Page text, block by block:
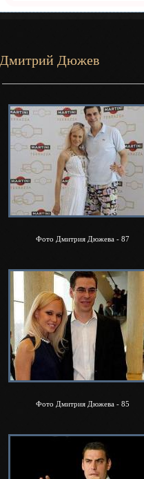
Дмитрий Дюжев
Фото Дмитрия Дюжева - 87
Фото Дмитрия Дюжева - 85